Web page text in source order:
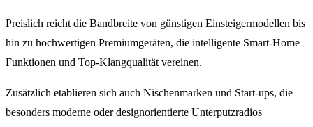
Preislich reicht die Bandbreite von günstigen Einsteigermodellen bis
hin zu hochwertigen Premiumgeräten, die intelligente Smart-Home
Funktionen und Top-Klangqualität vereinen.
Zusätzlich etablieren sich auch Nischenmarken und Start-ups, die
besonders moderne oder designorientierte Unterputzradios